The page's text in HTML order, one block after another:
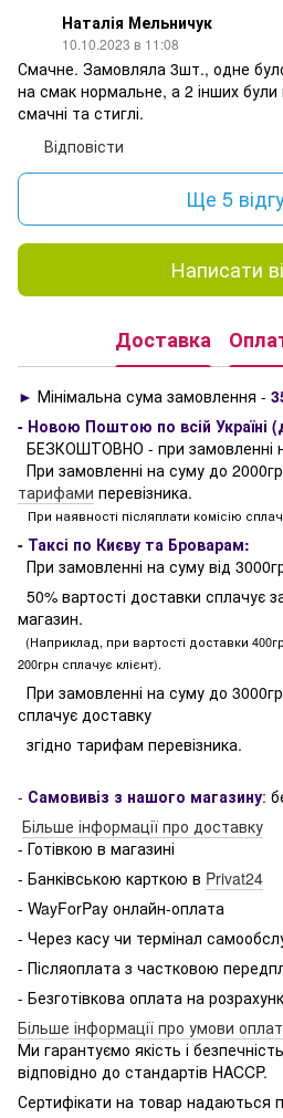
Наталія Мельничук
10.10.2023 в 11:08
Смачне. Замовляла 3шт., одне
на смак нормальне, а 2 інших були
смачні та стиглі.
Відповісти
Ще 5
Написати
Доставка
► Мінімальна сума замовлення -
- Новою Поштою по всій Україні
БЕЗКОШТОВНО - при замовленні
При замовленні на суму до
тарифами перевізника.
При наявності післяплати комісію
- Таксі по Києву та Броварам:
При замовленні на суму від
50% вартості доставки сплачує
магазин.
(Наприклад, при вартості доставки
200грн сплачує клієнт).
При замовленні на суму до
сплачує доставку
згідно тарифам перевізника.
- Самовивіз з нашого магазину:
Більше інформації про доставку
- Готівкою в магазині
- Банківською карткою в Privat24
- WayForPay онлайн-оплата
- Через касу чи термінал
- Післяоплата з частковою
- Безготівкова оплата на
Більше інформації про умови
Ми гарантуємо якість і
відповідно до стандартів HACCP.
Сертифікати на товар надаються